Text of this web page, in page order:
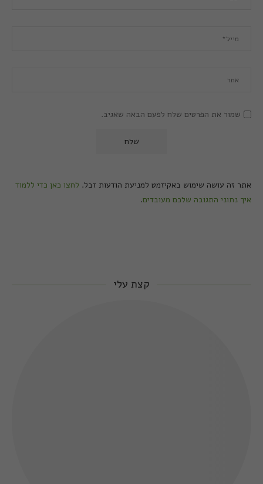
שמור את הפרטים שלח לפעם הבאה שאגיב.
אתר זה עושה שימוש באקיזמט למניעת הודעות זבל. לחצו כאן כדי ללמוד
איך נתוני התגובה שלכם מעובדים.
קצת עלי